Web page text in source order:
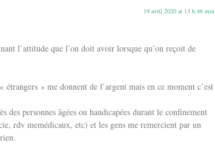
19 avril 2020 at 13 h 48 min
l’attitude que l’on doit avoir lorsque qu’on reçoit de
étrangers » me donnent de l’argent mais en ce moment c’est
des personnes âgées ou handicapées durant le confinement
rdv memédicaux, etc) et les gens me remercient par un